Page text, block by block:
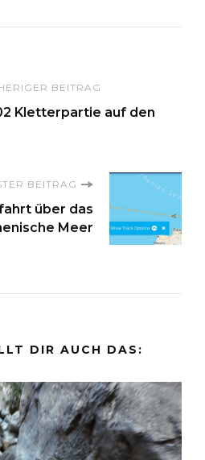
BEITRAG
Kletterpartie auf den
BEITRAG
über das
Meer
DIR AUCH DAS: